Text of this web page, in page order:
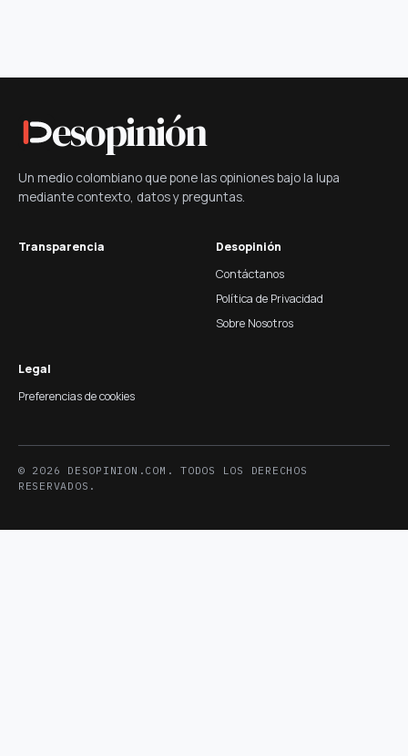
esopinión
Un medio colombiano que pone las opiniones bajo la lupa
mediante contexto, datos y preguntas.
Transparencia
Desopinión
Contáctanos
Política de Privacidad
Sobre Nosotros
Legal
Preferencias de cookies
© 2026 DESOPINION.COM. TODOS LOS DERECHOS
RESERVADOS.